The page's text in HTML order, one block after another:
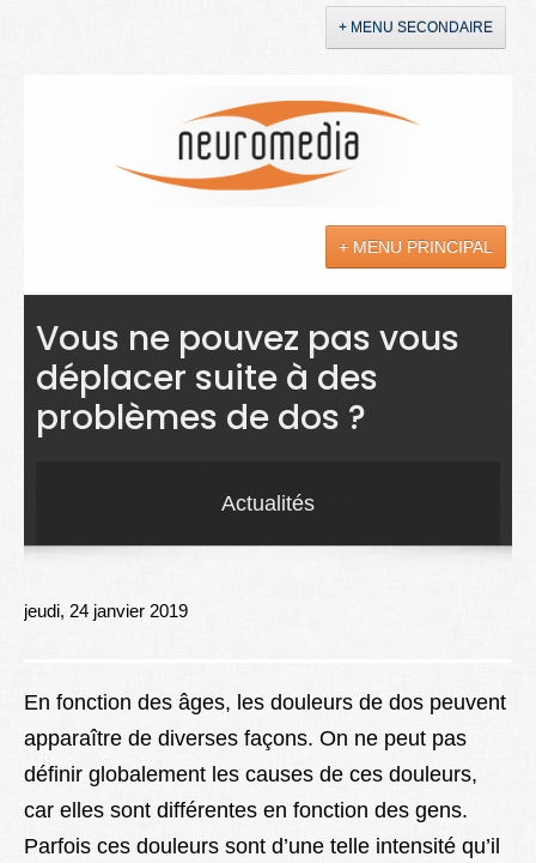
+ MENU SECONDAIRE
+ MENU PRINCIPAL
Actualités
Sciences
Maladies
Better Health
Vous ne pouvez pas vous
déplacer suite à des
problèmes de dos ?
Actualités
jeudi, 24 janvier 2019
En fonction des âges, les douleurs de dos peuvent
apparaître de diverses façons. On ne peut pas
définir globalement les causes de ces douleurs,
car elles sont différentes en fonction des gens.
Parfois ces douleurs sont d’une telle intensité qu’il